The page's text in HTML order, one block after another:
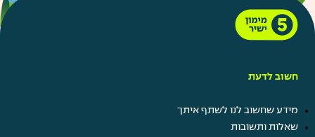
חשוב לדעת
מידע שחשוב לנו לשתף איתך
שאלות ותשובות